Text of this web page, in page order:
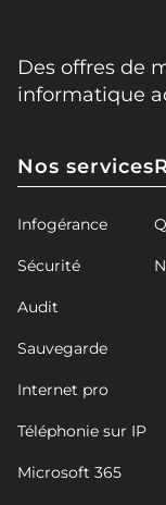
Des offres de
informatique
Nos services
Infogérance
Sécurité
Audit
Sauvegarde
Internet pro
Téléphonie sur IP
Microsoft 365